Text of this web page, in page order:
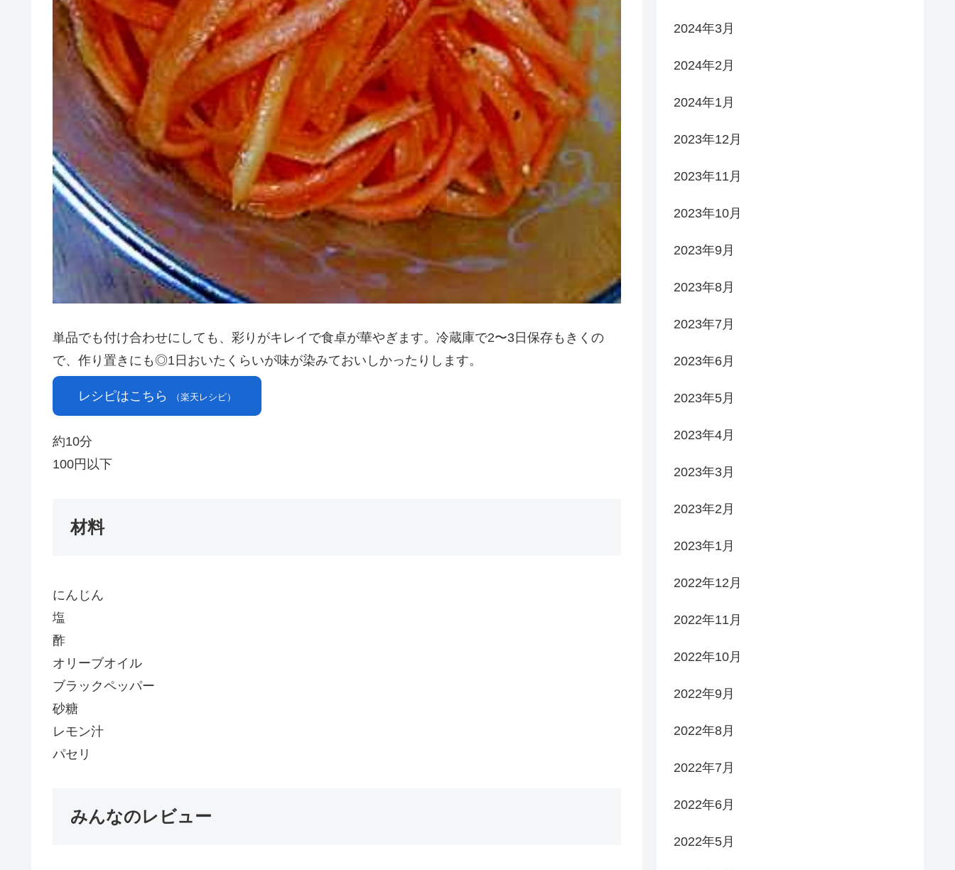
単品でも付け合わせにしても、彩りがキレイで食卓が華やぎます。冷蔵庫で2〜3日保存もきくの
で、作り置きにも◎1日おいたくらいが味が染みておいしかったりします。
レシピはこちら （楽天レシピ）
約10分
100円以下
材料
にんじん
塩
酢
オリーブオイル
ブラックペッパー
砂糖
レモン汁
パセリ
みんなのレビュー
2024年3月
2024年2月
2024年1月
2023年12月
2023年11月
2023年10月
2023年9月
2023年8月
2023年7月
2023年6月
2023年5月
2023年4月
2023年3月
2023年2月
2023年1月
2022年12月
2022年11月
2022年10月
2022年9月
2022年8月
2022年7月
2022年6月
2022年5月